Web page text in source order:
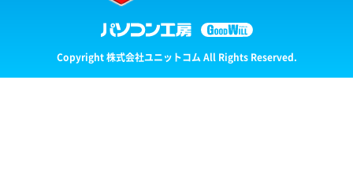
Copyright 株式会社ユニットコム All Rights Reserved.